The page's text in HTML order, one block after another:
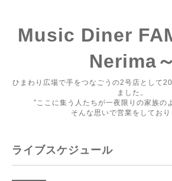
Music Diner
Nerima～
ひまわり広場で手をつなごうの2号店として
ました。
”ここに集う人たちが一夜限りの家族の
そんな思いで営業をしており
ライブスケジュール